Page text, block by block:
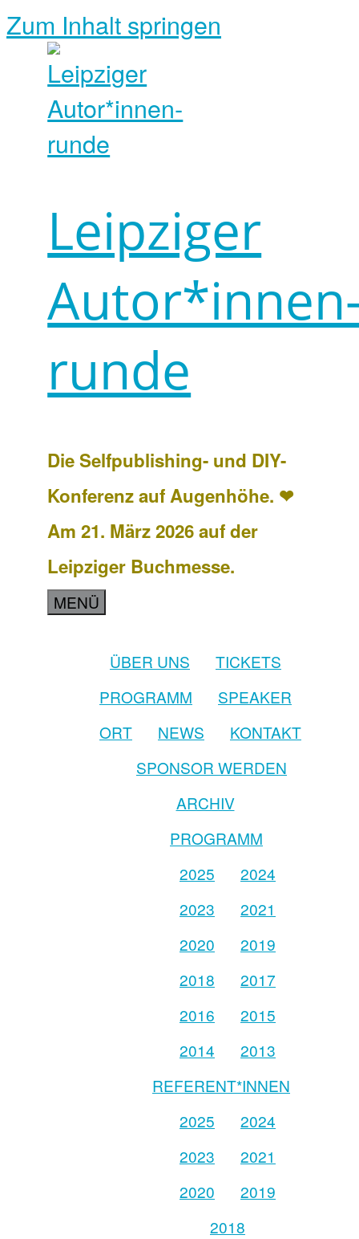
Zum Inhalt springen
Leipziger
runde
Die Selfpublishing- und DIY-
Konferenz auf Augenhöhe. ❤
Am 21. März 2026 auf der
Leipziger Buchmesse.
MENÜ
ÜBER UNS
TICKETS
PROGRAMM
SPEAKER
ORT
NEWS
KONTAKT
SPONSOR WERDEN
ARCHIV
PROGRAMM
2025
2024
2023
2021
2020
2019
2018
2017
2016
2015
2014
2013
REFERENT*INNEN
2025
2024
2023
2021
2020
2019
2018